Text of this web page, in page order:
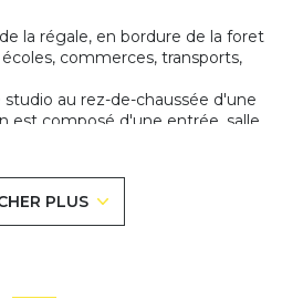
la régale, en bordure de la foret
commerces, transports,
au rez-de-chaussée d'une
est composé d'une entrée, salle
- Agent commercial
PLUS